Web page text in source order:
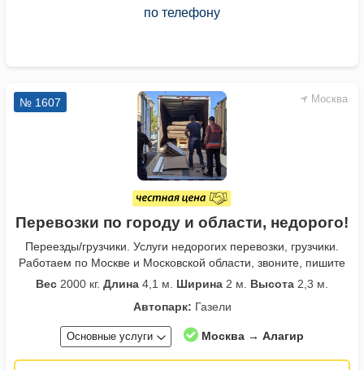
по телефону
Москва
№ 1607
Перевозки по городу и области, недорого!
Переезды/грузчики. Услуги недорогих перевозки, грузчики.
Работаем по Москве и Московской области, звоните, пишите
Вес 2000 кг. Длина 4,1 м. Ширина 2 м. Высота 2,3 м.
Автопарк: Газели
Основные услуги Москва → Алагир